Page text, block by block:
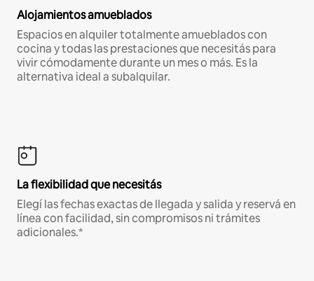
Alojamientos amueblados
Espacios en alquiler totalmente amueblados con
cocina y todas las prestaciones que necesitás para
vivir cómodamente durante un mes o más. Es la
alternativa ideal a subalquilar.
La flexibilidad que necesitás
Elegí las fechas exactas de llegada y salida y reservá en
línea con facilidad, sin compromisos ni trámites
adicionales.*